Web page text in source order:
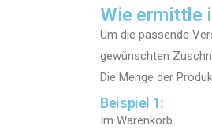
Wie ermittle
Um die passende
gewünschten
Die Menge der
Beispiel 1:
Im Warenkorb